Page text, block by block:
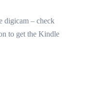
digicam – check
to get the Kindle